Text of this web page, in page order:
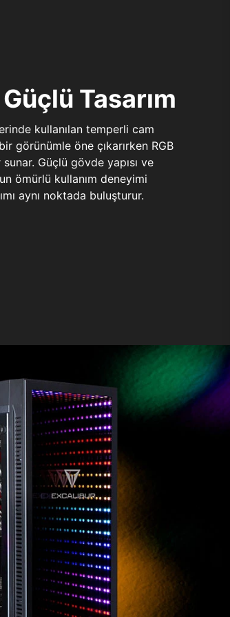
Tasarım
kullanılan temperli cam
görünümle öne çıkarırken RGB
Güçlü gövde yapısı ve
ömürlü kullanım deneyimi
aynı noktada buluşturur.